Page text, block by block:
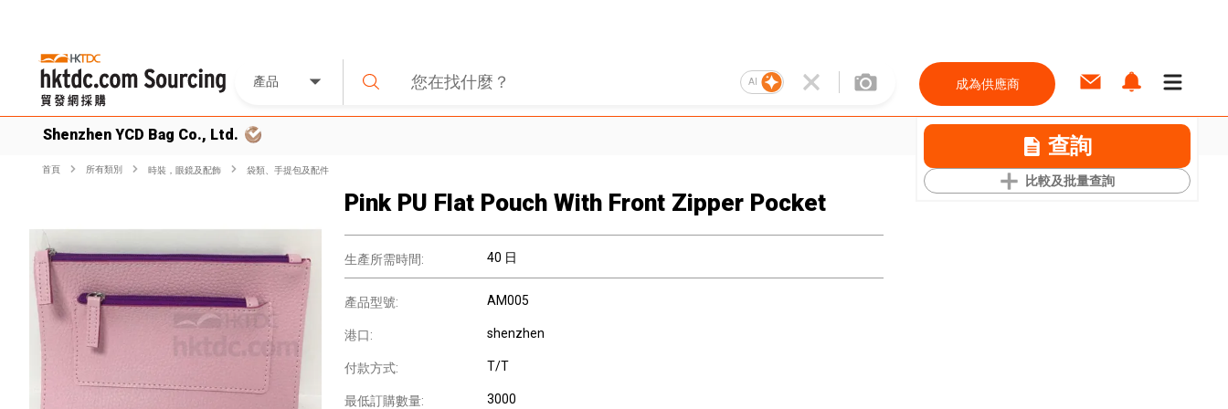
產品 AI 成為供應商
Shenzhen YCD Bag Co., Ltd. 查詢
比較及批量查詢
首頁 所有類別 時裝，眼鏡及配飾 袋類、手提包及配件
Pink PU Flat Pouch With Front Zipper Pocket
生產所需時間: 40 日
產品型號: AM005
港口: shenzhen
付款方式: T/T
最低訂購數量: 3000